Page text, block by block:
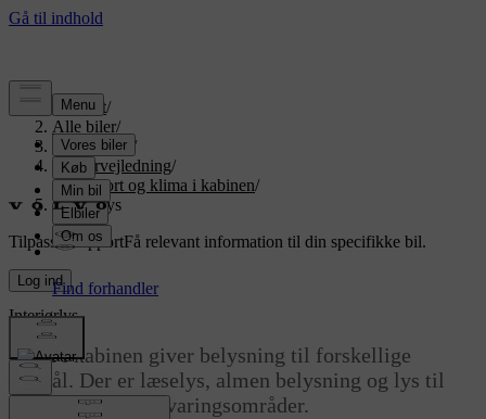
Support/
Alle biler/
EX90 2026 /
Brugervejledning/
Komfort og klima i kabinen/
Interiørlys
Tilpasset supportFå relevant information til din specifikke bil.
Log ind
Interiørlys
Lyset i kabinen giver belysning til forskellige
formål. Der er læselys, almen belysning og lys til
oplysning af opbevaringsområder.